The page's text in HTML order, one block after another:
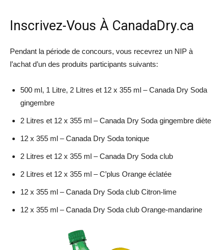
Inscrivez-Vous À CanadaDry.ca
Pendant la période de concours, vous recevrez un NIP à
l’achat d’un des produits participants suivants:
500 ml, 1 Litre, 2 Litres et 12 x 355 ml – Canada Dry Soda
gingembre
2 Litres et 12 x 355 ml – Canada Dry Soda gingembre diète
12 x 355 ml – Canada Dry Soda tonique
2 Litres et 12 x 355 ml – Canada Dry Soda club
2 Litres et 12 x 355 ml – C’plus Orange éclatée
12 x 355 ml – Canada Dry Soda club Citron-lime
12 x 355 ml – Canada Dry Soda club Orange-mandarine